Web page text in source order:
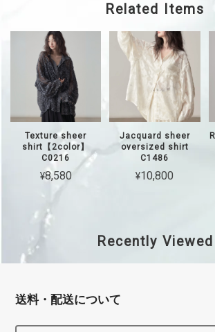
Related Items
Texture sheer
shirt【2color】
C0216
¥8,580
Jacquard sheer
oversized shirt
C1486
¥10,800
Recently Viewed
送料・配送について